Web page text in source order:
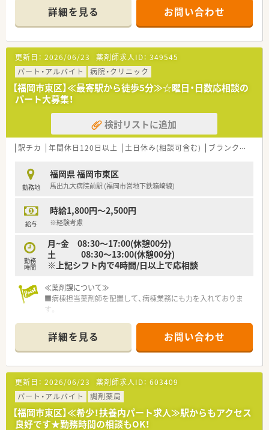
■シフトは週1日から相談OKです！
まずは、お気軽にお問合せください♪
詳細を見る お問い合わせ
更新日： 2026/06/23 薬剤師求人ID： 349545
パート・アルバイト
病院・クリニック
【福岡市東区】≪最寄駅から徒歩5分≫☆曜日・日数応相談の
パート大募集！
検討リストに追加
駅チカ 年間休日120日以上 土日休み(相談可含む) ブランク可
勤務地
福岡県 福岡市東区
馬出九大病院前駅 (福岡市営地下鉄箱崎線)
給与
時給1,800円～2,500円
※経験考慮
勤務
時間
月~金 08:30～17:00(休憩00分)
土 08:30～13:00(休憩00分)
※上記シフト内で4時間/日以上で応相談
≪薬剤課について≫
■病棟担当薬剤師を配置して、病棟業務にも力を入れておりま
す。
す。
■院内の各種活動にも積極的に参加されています。
■診察や回診、インフォームドコンセントなどにも積極的に立ち
会っております。
■薬の採用品目数は700品目程度です。
■入退院は月に50名～70名程度です。
≪こんな病院です≫
■病床数約120床のケアミックス型病院です。
詳細を見る お問い合わせ
更新日： 2026/06/23 薬剤師求人ID： 603409
パート・アルバイト
調剤薬局
【福岡市東区】≪希少！扶養内パート求人≫駅からもアクセス
良好です★勤務時間の相談もOK！